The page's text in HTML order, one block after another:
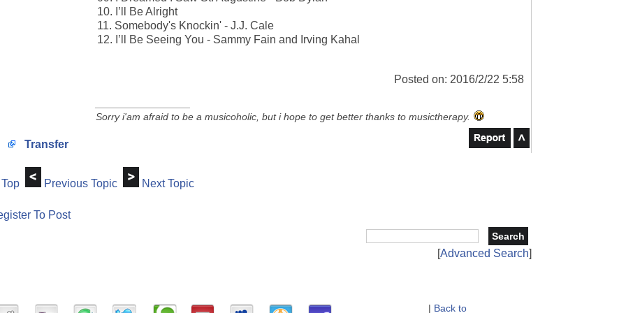
10. I’ll Be Alright
11. Somebody's Knockin' - J.J. Cale
12. I’ll Be Seeing You - Sammy Fain and Irving Kahal
Posted on: 2016/2/22 5:58
Sorry i'am afraid to be a musicoholic, but i hope to get better thanks to musictherapy.
Transfer
Top Previous Topic Next Topic
To Post
[Advanced Search]
| Back to